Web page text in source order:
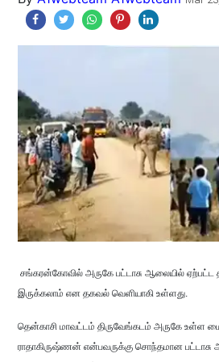
சங்கரன்கோவில் அருகே பட்டாசு ஆலையில் ஏற்பட்ட
இருக்கலாம் என தகவல் வெளியாகி உள்ளது.
தென்காசி மாவட்டம் திருவேங்கடம் அருகே உள்ள
ராதாகிருஷ்ணன் என்பவருக்கு சொந்தமான பட்டாசு